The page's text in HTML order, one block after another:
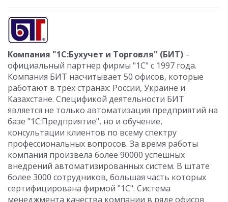
Компания "1С:Бухучет и Торговля" (БИТ) –
официальный партнер фирмы "1С" с 1997 года.
Компания БИТ насчитывает 50 офисов, которые
работают в трех странах: России, Украине и
Казахстане. Спецификой деятельности БИТ
является не только автоматизация предприятий на
базе "1С:Предприятие", но и обучение,
консультации клиентов по всему спектру
профессиональных вопросов. За время работы
компания произвела более 90000 успешных
внедрений автоматизированных систем. В штате
более 3000 сотрудников, большая часть которых
сертифицирована фирмой "1С". Система
менеджмента качества компании в ряде офисов